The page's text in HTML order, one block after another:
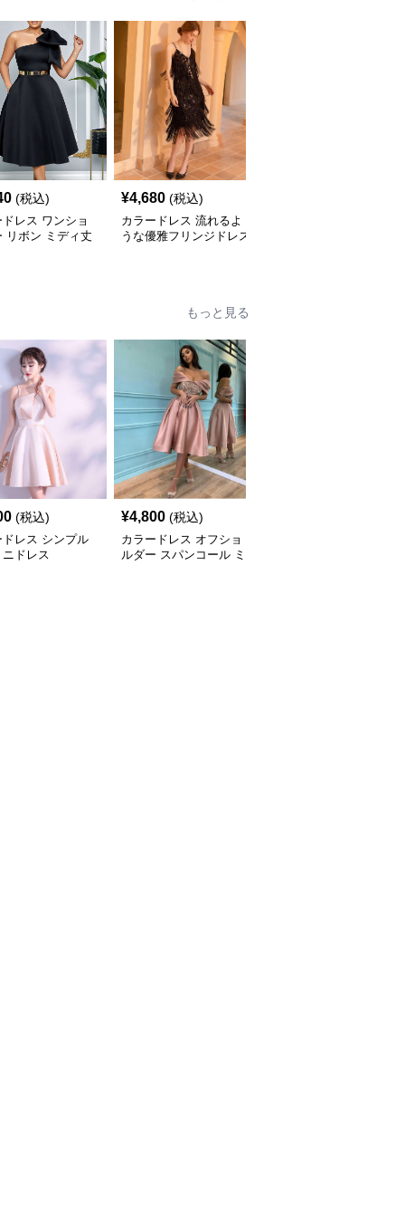
(税込)
ドレス ワンショ
リボン ミディ丈
¥4,680 (税込)
カラードレス 流れるよ
うな優雅フリンジドレス
(税込)
ドレス シンプル
ドレス
¥4,800 (税込)
カラードレス オフショ
ルダー スパンコール ミ
モレ丈 シンプル ドレス